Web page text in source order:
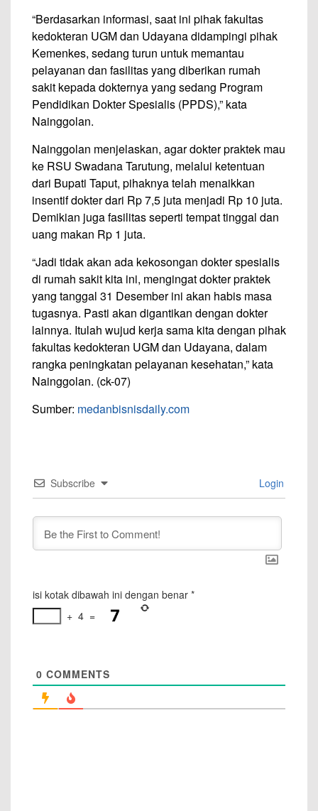
“Berdasarkan informasi, saat ini pihak fakultas
kedokteran UGM dan Udayana didampingi pihak
Kemenkes, sedang turun untuk memantau
pelayanan dan fasilitas yang diberikan rumah
sakit kepada dokternya yang sedang Program
Pendidikan Dokter Spesialis (PPDS),” kata
Nainggolan.
Nainggolan menjelaskan, agar dokter praktek mau
ke RSU Swadana Tarutung, melalui ketentuan
dari Bupati Taput, pihaknya telah menaikkan
insentif dokter dari Rp 7,5 juta menjadi Rp 10 juta.
Demikian juga fasilitas seperti tempat tinggal dan
uang makan Rp 1 juta.
“Jadi tidak akan ada kekosongan dokter spesialis
di rumah sakit kita ini, mengingat dokter praktek
yang tanggal 31 Desember ini akan habis masa
tugasnya. Pasti akan digantikan dengan dokter
lainnya. Itulah wujud kerja sama kita dengan pihak
fakultas kedokteran UGM dan Udayana, dalam
rangka peningkatan pelayanan kesehatan,” kata
Nainggolan. (ck-07)
Sumber: medanbisnisdaily.com
Subscribe Login
isi kotak dibawah ini dengan benar *
+ 4 =
0 COMMENTS